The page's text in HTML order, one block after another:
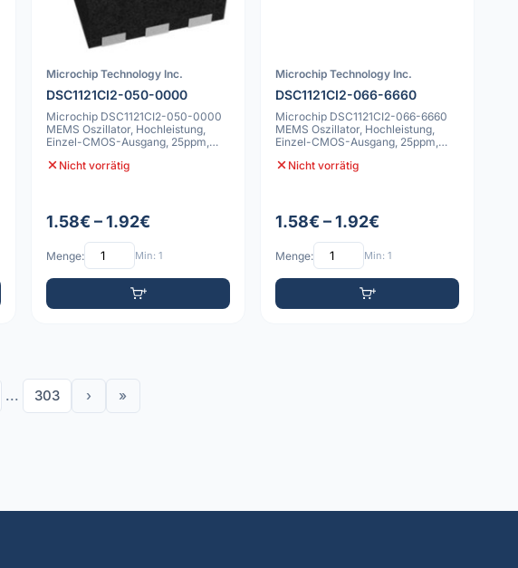
Microchip Technology Inc.
DSC1121CI2-050-0000
Microchip DSC1121CI2-050-0000
MEMS Oszillator, Hochleistung,
Einzel-CMOS-Ausgang, 25ppm,
Nicht vorrätig
1.58€ – 1.92€
Menge: Min: 1
Microchip Technology Inc.
DSC1121CI2-066-6660
Microchip DSC1121CI2-066-6660
MEMS Oszillator, Hochleistung,
Einzel-CMOS-Ausgang, 25ppm,
Nicht vorrätig
1.58€ – 1.92€
Menge: Min: 1
... 303 › »